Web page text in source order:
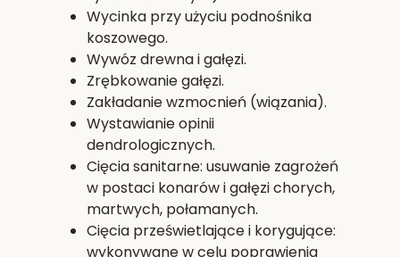
Wycinka przy użyciu podnośnika
koszowego.
Wywóz drewna i gałęzi.
Zrębkowanie gałęzi.
Zakładanie wzmocnień (wiązania).
Wystawianie opinii
dendrologicznych.
Cięcia sanitarne: usuwanie zagrożeń
w postaci konarów i gałęzi chorych,
martwych, połamanych.
Cięcia prześwietlające i korygujące:
wykonywane w celu poprawienia